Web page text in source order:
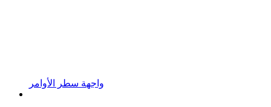
واجهة سطر الأوامر